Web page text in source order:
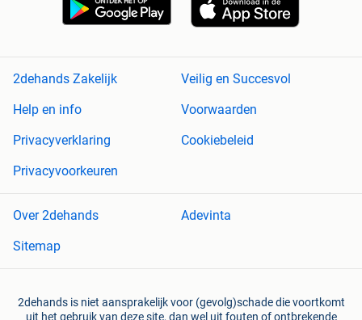
2dehands Zakelijk
Veilig en Succesvol
Help en info
Voorwaarden
Privacyverklaring
Cookiebeleid
Privacyvoorkeuren
Over 2dehands
Adevinta
Sitemap
2dehands is niet aansprakelijk voor (gevolg)schade die voortkomt
uit het gebruik van deze site, dan wel uit fouten of ontbrekende